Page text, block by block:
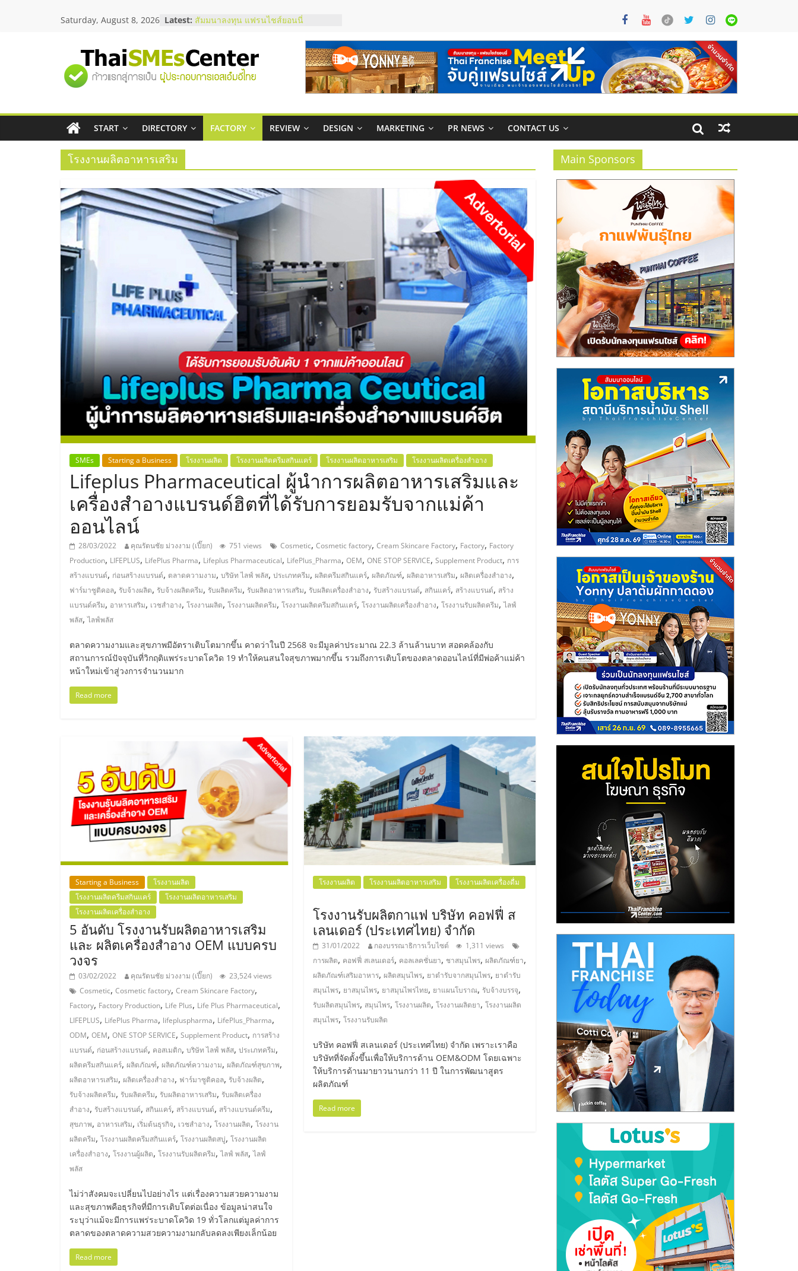
Saturday, August 8, 2026 Latest: สัมมนาออนไลน์ โอกาสบริหารสถานี
ThaiFranchise Meet Up จับคู่แฟรน
ไชส์ ครั้งที่ 8
ร้านเครื่องเสียงคุณภาพสูง พร้อม
วิธีเลือกผู้ให้บริการให้คุ้มค่าและตอบ
โจทย์ธุรกิจ
อยากหาเงินทุน เพิ่มสภาพคล่องให้ธุรกิจ
"ศูนย์
รวม
ข้อมูล
ธุรกิจ
SME
แห่ง
ประเทศไทย,
ThaiSMEsCenter,
รวม
ธุรกิจ
เอ
ส
เอ็
มอี
ไทย,
SMEs,
แฟ
รน
ไชส์,
ที่
แฟ
รน
ไชส์,
รวม
แฟ
รน
ไชส์
ขาย
แฟ
รน
ไชส์
แฟ
รน
ไชส์
ขาย
หน้า
START DIRECTORY FACTORY REVIEW DESIGN MARKETING PR NEWS CONTACT US
โรงงานผลิตอาหารเสริม
SMEs Starting a Business โรงงานผลิต โรงงานผลิตครีมสกินแคร์ โรงงานผลิตอาหารเสริม โรงงานผลิตเครื่องสำอาง
Lifeplus Pharmaceutical ผู้นำการผลิตอาหารเสริมและ
เครื่องสำอางแบรนด์ฮิตที่ได้รับการยอมรับจากแม่ค้า
ออนไลน์
28/03/2022 คุณรัตนชัย ม่วงงาม (เปี๊ยก) 751 views Cosmetic, Cosmetic factory, Cream Skincare Factory, Factory, Factory
Production, LIFEPLUS, LifePlus Pharma, Lifeplus Pharmaceutical, LifePlus_Pharma, OEM, ONE STOP SERVICE, Supplement Product, การ
สร้างแบรนด์, ก่อนสร้างแบรนด์, ตลาดความงาม, บริษัท ไลฟ์ พลัส, ประเภทครีม, ผลิตครีมสกินแคร์, ผลิตภัณฑ์, ผลิตอาหารเสริม, ผลิตเครื่องสำอาง,
ฟาร์มาซูติคอล, รับจ้างผลิต, รับจ้างผลิตครีม, รับผลิตครีม, รับผลิตอาหารเสริม, รับผลิตเครื่องสำอาง, รับสร้างแบรนด์, สกินแคร์, สร้างแบรนด์, สร้าง
แบรนด์ครีม, อาหารเสริม, เวชสำอาง, โรงงานผลิต, โรงงานผลิตครีม, โรงงานผลิตครีมสกินแคร์, โรงงานผลิตเครื่องสำอาง, โรงงานรับผลิตครีม,ไลฟ์
พลัส,ไลฟ์พลัส
ตลาดความงามและสุขภาพมีอัตราเติบโตมากขึ้น คาดว่าในปี 2568 จะมีมูลค่าประมาณ 22.3 ล้านล้านบาท สอดคล้องกับ
สถานการณ์ปัจจุบันที่วิกฤติแพร่ระบาดโควิด 19 ทำให้คนสนใจสุขภาพมากขึ้น รวมถึงการเติบโตของตลาดออนไลน์ที่มีพ่อค้าแม่ค้า
หน้าใหม่เข้าสู่วงการจำนวนมาก
Read more
Starting a Business
โรงงานผลิต
โรงงานผลิตครีมสกินแคร์
โรงงานผลิตอาหารเสริม
โรงงานผลิตเครื่องสำอาง
5 อันดับ โรงงานรับผลิตอาหารเสริม
และ ผลิตเครื่องสำอาง OEM แบบครบ
วงจร
03/02/2022 คุณรัตนชัย ม่วงงาม (เปี๊ยก)
23,524 views
Cosmetic, Cosmetic factory, Cream Skincare Factory,
Factory, Factory Production, Life Plus, Life Plus Pharmaceutical,
LIFEPLUS, LifePlus Pharma, lifepluspharma, LifePlus_Pharma,
ODM, OEM, ONE STOP SERVICE, Supplement Product, การสร้าง
แบรนด์, ก่อนสร้างแบรนด์, คอสเมติก, บริษัท ไลฟ์ พลัส, ประเภทครีม,
ผลิตครีมสกินแคร์, ผลิตภัณฑ์, ผลิตภัณฑ์ความงาม, ผลิตภัณฑ์สุขภาพ,
ผลิตอาหารเสริม, ผลิตเครื่องสำอาง, ฟาร์มาซูติคอล, รับจ้างผลิต,
รับจ้างผลิตครีม, รับผลิตครีม, รับผลิตอาหารเสริม, รับผลิตเครื่อง
สำอาง, รับสร้างแบรนด์, สกินแคร์, สร้างแบรนด์, สร้างแบรนด์ครีม,
สุขภาพ, อาหารเสริม, เริ่มต้นธุรกิจ, เวชสำอาง, โรงงานผลิต, โรงงาน
ผลิตครีม, โรงงานผลิตครีมสกินแคร์, โรงงานผลิตสบู่, โรงงานผลิต
เครื่องสำอาง, โรงงานผู้ผลิต, โรงงานรับผลิตครีม,ไลฟ์ พลัส,ไลฟ์
พลัส
ไม่ว่าสังคมจะเปลี่ยนไปอย่างไร แต่เรื่องความสวยความงาม
และสุขภาพคือธุรกิจที่มีการเติบโตต่อเนื่อง ข้อมูลน่าสนใจ
ระบุว่าแม้จะมีการแพร่ระบาดโควิด 19 ทั่วโลกแต่มูลค่าการ
ตลาดของตลาดความสวยความงามกลับลดลงเพียงเล็กน้อย
Read more
โรงงานผลิต โรงงานผลิตอาหารเสริม โรงงานผลิตเครื่องดื่ม
โรงงานรับผลิตกาแฟ บริษัท คอฟฟี่ ส
เลนเดอร์ (ประเทศไทย) จำกัด
31/01/2022 กองบรรณาธิการเว็บไซต์
1,311 views
การผลิต, คอฟฟี่ สเลนเดอร์, คอลเลคชั่นยา, ชาสมุนไพร,ผลิตภัณฑ์ยา,
ผลิตภัณฑ์เสริมอาหาร,ผลิตสมุนไพร, ยาตำรับจากสมุนไพร, ยาตำรับ
สมุนไพร, ยาสมุนไพร, ยาสมุนไพรไทย, ยาแผนโบราณ, รับจ้างบรรจุ,
รับผลิตสมุนไพร, สมุนไพร,โรงงานผลิต,โรงงานผลิตยา,โรงงานผลิต
สมุนไพร,โรงงานรับผลิต
บริษัท คอฟฟี่ สเลนเดอร์ (ประเทศไทย) จำกัด เพราะเราคือ
บริษัทที่จัดตั้งขึ้นเพื่อให้บริการด้าน OEM&ODM โดยเฉพาะ
ให้บริการด้านมายาวนานกว่า 11 ปี ในการพัฒนาสูตร
ผลิตภัณฑ์
Read more
Main Sponsors